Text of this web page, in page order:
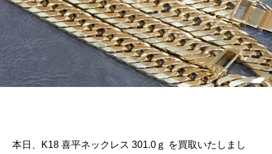
本日、K18 喜平ネックレス 301.0ｇ を買取いたしまし